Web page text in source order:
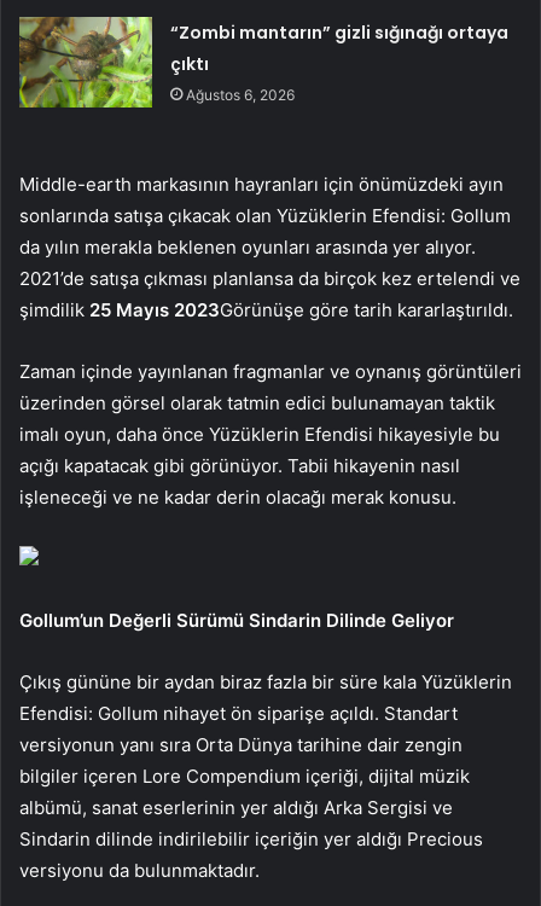
“Zombi mantarın” gizli sığınağı ortaya
çıktı
Ağustos 6, 2026
Middle-earth markasının hayranları için önümüzdeki ayın
sonlarında satışa çıkacak olan Yüzüklerin Efendisi: Gollum
da yılın merakla beklenen oyunları arasında yer alıyor.
2021’de satışa çıkması planlansa da birçok kez ertelendi ve
şimdilik 25 Mayıs 2023Görünüşe göre tarih kararlaştırıldı.
Zaman içinde yayınlanan fragmanlar ve oynanış görüntüleri
üzerinden görsel olarak tatmin edici bulunamayan taktik
imalı oyun, daha önce Yüzüklerin Efendisi hikayesiyle bu
açığı kapatacak gibi görünüyor. Tabii hikayenin nasıl
işleneceği ve ne kadar derin olacağı merak konusu.
Gollum’un Değerli Sürümü Sindarin Dilinde Geliyor
Çıkış gününe bir aydan biraz fazla bir süre kala Yüzüklerin
Efendisi: Gollum nihayet ön siparişe açıldı. Standart
versiyonun yanı sıra Orta Dünya tarihine dair zengin
bilgiler içeren Lore Compendium içeriği, dijital müzik
albümü, sanat eserlerinin yer aldığı Arka Sergisi ve
Sindarin dilinde indirilebilir içeriğin yer aldığı Precious
versiyonu da bulunmaktadır.